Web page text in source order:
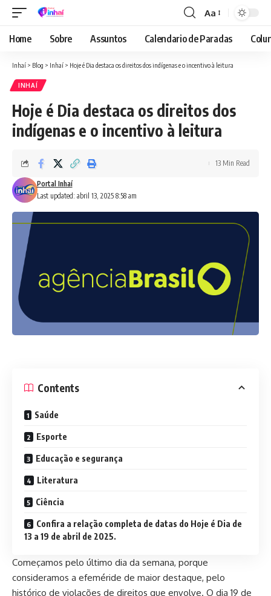
Font
Resizer
Aa
Home Sobre Assuntos Calendario de Paradas
Inhaí > Blog > Inhaí > Hoje é Dia destaca os direitos dos indígenas e o incentivo à leitura
INHAÍ
Hoje é Dia destaca os direitos dos
indígenas e o incentivo à leitura
Last updated: abril 13, 2025 8:58 am
Portal Inhaí
13 Min Read
Contents
Saúde
Esporte
Educação e segurança
Literatura
Ciência
Confira a relação completa de datas do Hoje é Dia de
13 a 19 de abril de 2025.
Começamos pelo último dia da semana, porque
consideramos a efeméride de maior destaque, pelo
histórico de violações de direitos que envolve. O dia 19 de